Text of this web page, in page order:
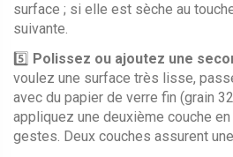
surface ; si elle est sèche au
suivante.
5️⃣ Polissez ou ajoutez une
voulez une surface très lisse,
avec du papier de verre fin (grain
appliquez une deuxième couche
gestes. Deux couches assurent